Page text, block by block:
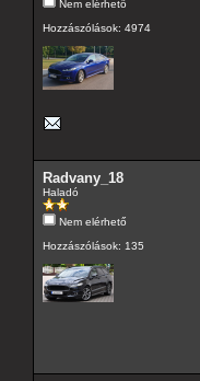
Nem elérhető
Hozzászólások: 4974
Radvany_18
Haladó
Nem elérhető
Hozzászólások: 135